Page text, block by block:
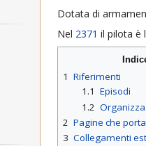
Dotata di
Nel 2371 il pilota è
1 Riferimenti
1.1 Episodi
1.2
2 Pagine che
3 Collegamenti